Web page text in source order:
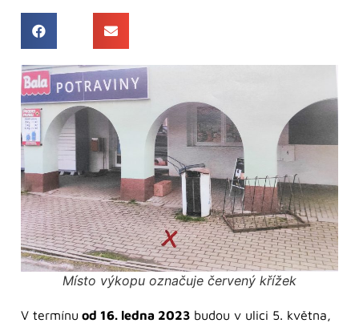
Místo výkopu označuje červený křížek
V termínu od 16. ledna 2023 budou v ulici 5. května,